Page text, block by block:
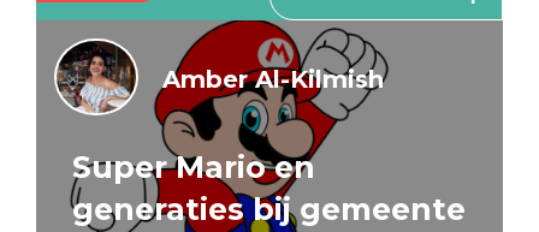
Amber Al-Kilmish
Super Mario en
generaties bij gemeente